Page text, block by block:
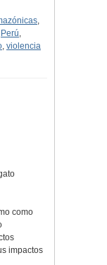
,
Perú,
, violencia
como
impactos